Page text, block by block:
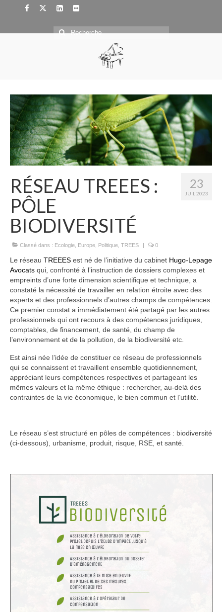
Rechercher
23
JUIL 2023
RÉSEAU TREEES :
PÔLE
BIODIVERSITÉ
Classé dans : Ecologie Europe Politique TREES | 0
Le réseau TREEES est né de l’initiative du cabinet Hugo-Lepage
Avocats qui, confronté à l’instruction de dossiers complexes et
empreints d’une forte dimension scientifique et technique, a
constaté la nécessité de travailler en relation étroite avec des
experts et des professionnels d’autres champs de compétences.
Ce premier constat a immédiatement été partagé par les autres
professionnels qui ont recours à des compétences juridiques,
comptables, de financement, de santé, du champ de
l’environnement et de la pollution, de la biodiversité etc.
Est ainsi née l’idée de constituer ce réseau de professionnels
qui se connaissent et travaillent ensemble quotidiennement,
appréciant leurs compétences respectives et partageant les
mêmes valeurs et la même éthique : rechercher, au-delà des
contraintes de la vie économique, le bien commun et l’utilité.
Le réseau s’est structuré en pôles de compétences : biodiversité
(ci-dessous), urbanisme, produit, risque, RSE, et santé.